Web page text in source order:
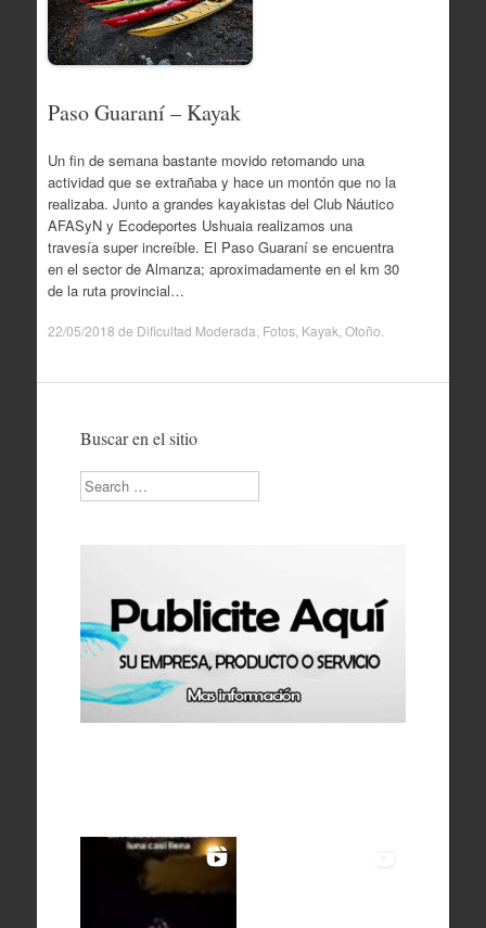
Paso Guaraní – Kayak
Un fin de semana bastante movido retomando una
actividad que se extrañaba y hace un montón que no la
realizaba. Junto a grandes kayakistas del Club Náutico
AFASyN y Ecodeportes Ushuaia realizamos una
travesía super increíble. El Paso Guaraní se encuentra
en el sector de Almanza; aproximadamente en el km 30
de la ruta provincial…
22/05/2018 de Dificultad Moderada Fotos, Kayak Otoño
Buscar en el sitio
Search